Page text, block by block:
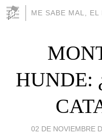
ME SABE MAL, EL
HUNDE:
02 DE NOVIEMBRE